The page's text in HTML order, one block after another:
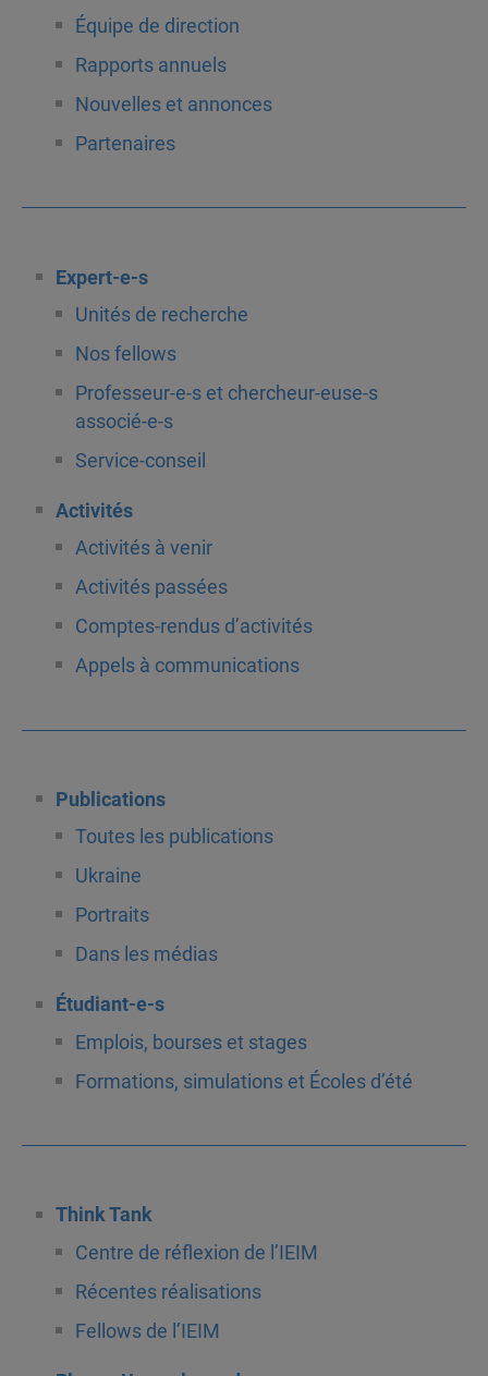
Équipe de direction
Rapports annuels
Nouvelles et annonces
Partenaires
Expert-e-s
Unités de recherche
Nos fellows
Professeur-e-s et chercheur-euse-s
associé-e-s
Service-conseil
Activités
Activités à venir
Activités passées
Comptes-rendus d’activités
Appels à communications
Publications
Toutes les publications
Ukraine
Portraits
Dans les médias
Étudiant-e-s
Emplois, bourses et stages
Formations, simulations et Écoles d’été
Think Tank
Centre de réflexion de l’IEIM
Récentes réalisations
Fellows de l’IEIM